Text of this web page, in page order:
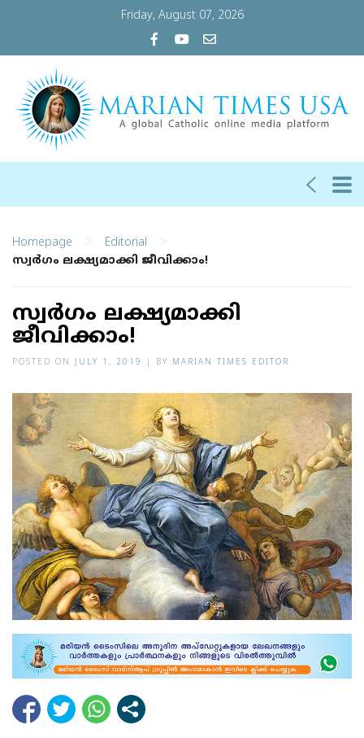
Friday, August 07, 2026
Homepage > Editorial >
സ്വര്‍ഗം ലക്ഷ്യമാക്കി ജീവിക്കാം!
സ്വര്‍ഗം ലക്ഷ്യമാക്കി
ജീവിക്കാം!
POSTED ON JULY 1, 2019 BY MARIAN TIMES EDITOR